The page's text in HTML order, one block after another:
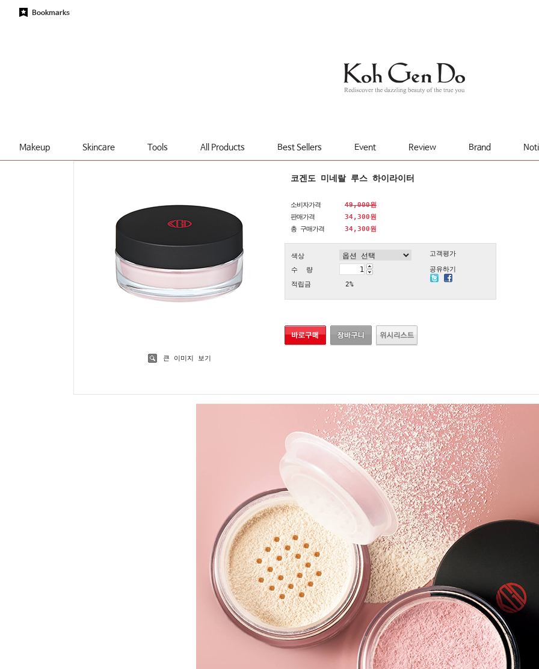
Bookmarks
Makeup Skincare Tools All Products Best Sellers Event Review Brand
큰 이미지 보기
코겐도 미네랄 루스 하이라이터
소비자가격
49,000원
판매가격
34,300원
총 구매가격
34,300원
색상
수 량
적립금
2%
고객평가
공유하기